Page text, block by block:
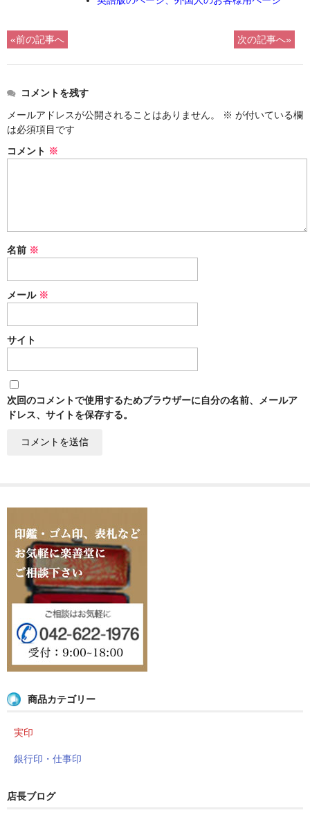
«前の記事へ 次の記事へ»
コメントを残す
メールアドレスが公開されることはありません。
※ が付いている欄
は必須項目です
コメント ※
名前 ※
メール ※
サイト
次回のコメントで使用するためブラウザーに自分の名前、メールア
ドレス、サイトを保存する。
商品カテゴリー
実印
銀行印・仕事印
店長ブログ